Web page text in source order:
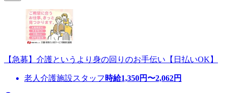
【急募】介護というより身の回りのお手伝い【日払いOK】
老人介護施設スタッフ 時給1,350円〜2,062円